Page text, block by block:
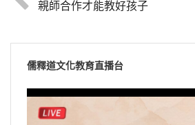
親師合作才能教好孩子
儒釋道文化教育直播台